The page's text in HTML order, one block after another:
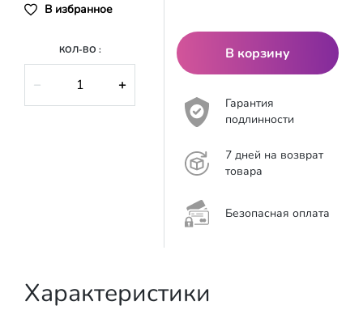
В избранное
КОЛ-ВО :
− +
В корзину
Гарантия
подлинности
7 дней на возврат
товара
Безопасная оплата
Характеристики